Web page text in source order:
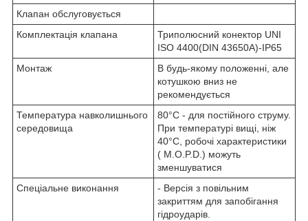
Клапан обслуговується
Комплектація клапана
Триполюсний конектор UNI
ISO 4400(DIN 43650A)-IP65
Монтаж
В будь-якому положенні, але
котушкою вниз не
рекомендується
Температура навколишнього
середовища
80°C - для постійного струму.
При температурі вищі, ніж
40°С, робочі характеристики
( M.O.P.D.) можуть
зменшуватися
Спеціальне виконання
- Версія з повільним
закриттям для запобігання
гідроударів.